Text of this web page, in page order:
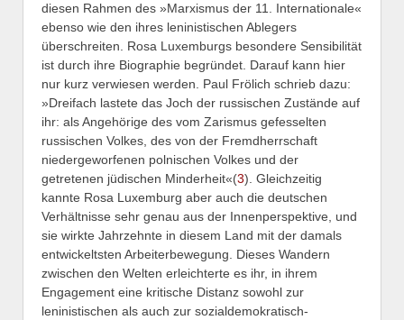
diesen Rahmen des »Marxismus der 11. Internationale«
ebenso wie den ihres leninistischen Ablegers
überschreiten. Rosa Luxemburgs besondere Sensibilität
ist durch ihre Biographie begründet. Darauf kann hier
nur kurz verwiesen werden. Paul Frölich schrieb dazu:
»Dreifach lastete das Joch der russischen Zustände auf
ihr: als Angehörige des vom Zarismus gefesselten
russischen Volkes, des von der Fremdherrschaft
niedergeworfenen polnischen Volkes und der
getretenen jüdischen Minderheit«(3). Gleichzeitig
kannte Rosa Luxemburg aber auch die deutschen
Verhältnisse sehr genau aus der Innenperspektive, und
sie wirkte Jahrzehnte in diesem Land mit der damals
entwickeltsten Arbeiterbewegung. Dieses Wandern
zwischen den Welten erleichterte es ihr, in ihrem
Engagement eine kritische Distanz sowohl zur
leninistischen als auch zur sozialdemokratisch-